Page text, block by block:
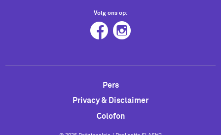
Volg ons op:
Pers
Privacy & Disclaimer
Colofon